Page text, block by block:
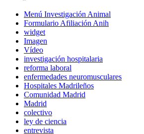
Menú Investigación Animal
Formulario Afiliación Anih
widget
Imagen
Vídeo
investigación hospitalaria
reforma laboral
enfermedades neuromusculares
Hospitales Madrileños
Comunidad Madrid
Madrid
colectivo
ley de ciencia
entrevista